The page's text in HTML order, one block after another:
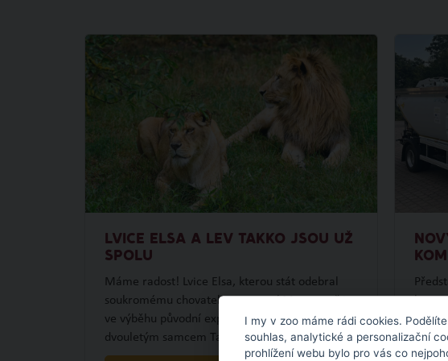
LVICE ELSA A LEV TAKKO JSOU UŽ
SPOLU
Máme radost! Lvice Elsa, kterou stát odebral
soukromému chovateli ze severní Moravy, už je
ve výběhu původní expozice lvů společně s
dvouletým samcem Takkem.
I my v zoo máme rádi cookies.
souhlas, analytické a personalizační
prohlížení webu bylo pro vás co